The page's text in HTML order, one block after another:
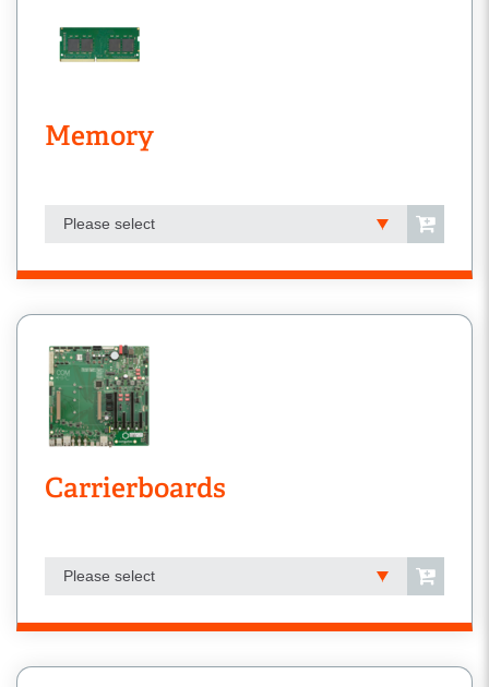
Memory
Please select
Carrierboards
Please select